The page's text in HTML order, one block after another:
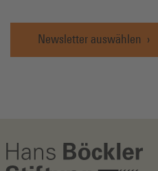
Newsletter auswählen